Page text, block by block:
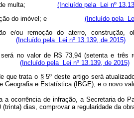
de multa; (Incluído pela Lei nº
do imóvel; e (Incluído pela
e/ou remoção do aterro, construção,
(Incluído pela Lei nº 13.139, de 2015)
no valor de R$ 73,94 (setenta e três
(Incluído pela Lei nº 13.139, de 2015)
que trata o § 5º deste artigo será
Geografia e Estatística (IBGE), e o novo
a ocorrência de infração, a Secretaria do
(trinta) dias, comprovar a regularidade